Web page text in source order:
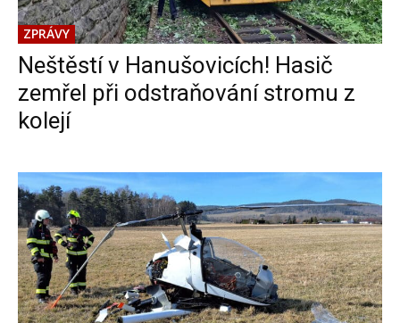
ZPRÁVY
Neštěstí v Hanušovicích! Hasič
zemřel při odstraňování stromu z
kolejí